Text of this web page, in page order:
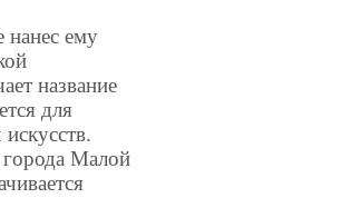
нанес ему
название
для
Малой